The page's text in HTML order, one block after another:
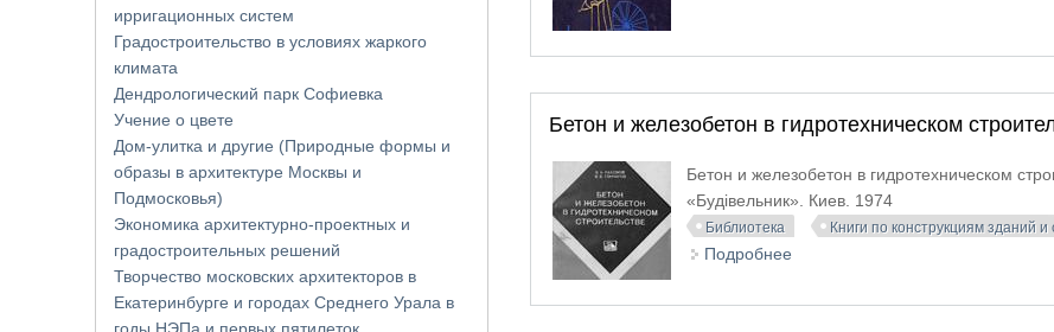
Бетон и железобетон в гидротехническом
Бетон и железобетон в гидротехническом
«Будiвельник». Киев. 1974
Библиотека Книги по конструкциям зданий
Подробнее
ирригационных систем
Градостроительство в условиях жаркого
климата
Дендрологический парк Софиевка
Учение о цвете
Дом-улитка и другие (Природные формы и
образы в архитектуре Москвы и
Подмосковья)
Экономика архитектурно-проектных и
градостроительных решений
Творчество московских архитекторов в
Екатеринбурге и городах Среднего Урала в